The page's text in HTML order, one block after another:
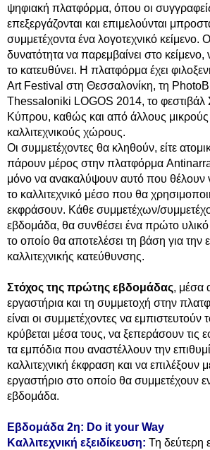
ψηφιακή πλατφόρμα, όπου οι
επεξεργάζονται και επιμελούνται
συμμετέχοντα ένα λογοτεχνικό κείμενο.
δυνατότητα να παρεμβαίνει στο κείμενο,
το κατευθύνει. Η πλατφόρμα έχει
Art Festival στη Θεσσαλονίκη, τη
Thessaloniki LOGOS 2014, το
Κύπρου, καθώς και από άλλους μικρούς
καλλιτεχνικούς χώρους.
Οι συμμετέχοντες θα κληθούν, είτε
πάρουν μέρος στην πλατφόρμα
μόνο να ανακαλύψουν αυτό που θέλουν
το καλλιτεχνικό μέσο που θα
εκφράσουν. Κάθε συμμετέχων/
εβδομάδα, θα συνθέσει ένα πρώτο
το οποίο θα αποτελέσει τη βάση για την
καλλιτεχνικής κατεύθυνσης.
Στόχος της πρώτης εβδομάδας, μέσα
εργαστήρια και τη συμμετοχή στην
είναι οι συμμετέχοντες να
κρύβεται μέσα τους, να ξεπεράσουν τις
τα εμπόδια που αναστέλλουν την
καλλιτεχνική έκφραση και να επιλέξουν
εργαστήριο στο οποίο θα συμμετέχουν
εβδομάδα.
Εβδομάδα 2η: Do it your Way
Καλλιτεχνική εξειδίκευση: Τη δεύτερη